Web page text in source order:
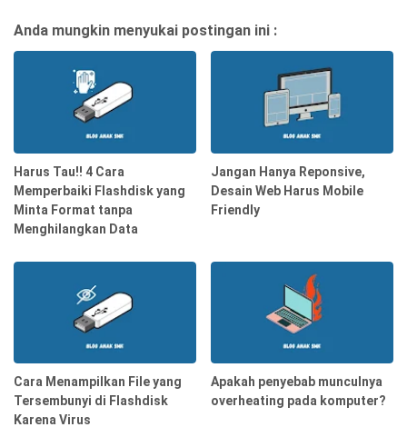
Anda mungkin menyukai postingan ini :
Harus Tau!! 4 Cara
Memperbaiki Flashdisk yang
Minta Format tanpa
Menghilangkan Data
Jangan Hanya Reponsive,
Desain Web Harus Mobile
Friendly
Cara Menampilkan File yang
Tersembunyi di Flashdisk
Karena Virus
Apakah penyebab munculnya
overheating pada komputer?